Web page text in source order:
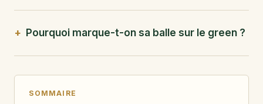
Pourquoi marque-t-on sa balle sur le green ?
SOMMAIRE